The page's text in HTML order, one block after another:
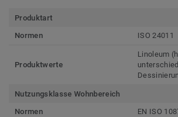
Produktart
Normen
ISO 24011
Produktwerte
Linoleum
Nutzungsklasse Wohnbereich
Normen
EN ISO